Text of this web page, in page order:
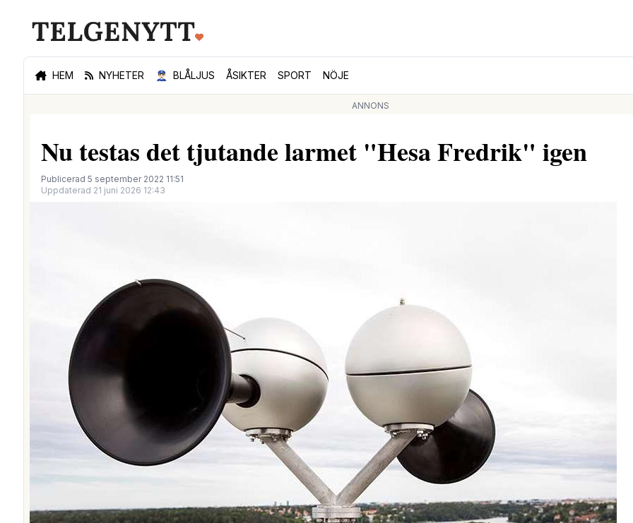
HEM NYHETER 👮🏻‍♂️ BLÅLJUS ÅSIKTER SPORT NÖJE
ANNONS
Nu testas det tjutande larmet "Hesa Fredrik" igen
Publicerad 5 september 2022 11:51
Uppdaterad 21 juni 2026 12:43